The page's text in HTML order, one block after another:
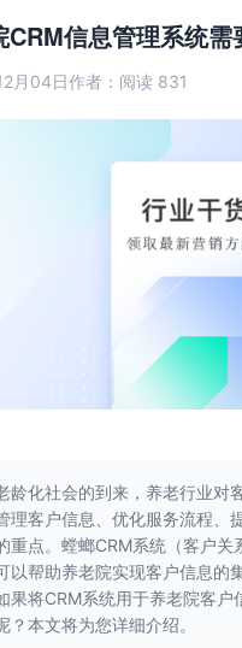
CRM信息管理系统
月04日作者： 阅读 831
龄化社会的到来，养老行业对
理客户信息、优化服务流程、
重点。螳螂CRM系统（客户
以帮助养老院实现客户信息的
果将CRM系统用于养老院客
？本文将为您详细介绍。